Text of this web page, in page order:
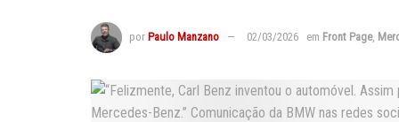
por Paulo Manzano 02/03/2026 em Front Page,